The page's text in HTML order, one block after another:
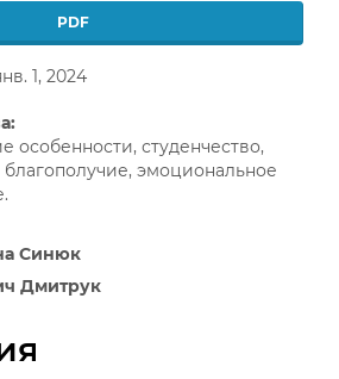
PDF
1, 2024
особенности, студенчество,
эмоциональное
Синюк
Дмитрук